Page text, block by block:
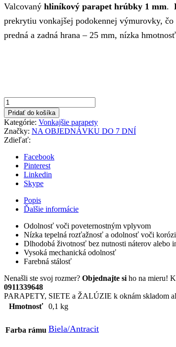
bola:
30,49€.
je:
21,41€.
Valcovaný hliníkový parapet hrúbky 1 mm.
prekrytiu vonkajšej podokennej výmurovky, čo
predná a zadná hrana – 25 mm, nízka
množstvo
Antracit
165x1500mm
Vonkajší
parapet
hliníkový
Pridať do košíka
Kategórie: Vonkajšie parapety
Značky: NA OBJEDNÁVKU DO 7 DNÍ
Zdieľať:
Facebook
Pinterest
Linkedin
Skype
Popis
Ďalšie informácie
Odolnosť voči poveternostným vplyvom
Nízka tepelná rozťažnosť a odolnosť voči
Dlhodobá životnosť bez nutnosti náterov alebo
Vysoká mechanická odolnosť
Farebná stálosť
Nenašli ste svoj rozmer? Objednajte si ho na mieru!
0911339648
PARAPETY, SIETE a ŽALÚZIE k oknám skladom
Hmotnosť
0,1 kg
Farba rámu Biela/Antracit